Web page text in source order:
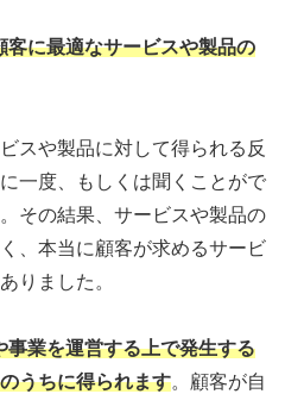
客に最適なサービスや製品の
スや製品に対して得られる反
一度、もしくは聞くことがで
その結果、サービスや製品の
、本当に顧客が求めるサービ
りました。
事業を運営する上で発生する
うちに得られます。顧客が自